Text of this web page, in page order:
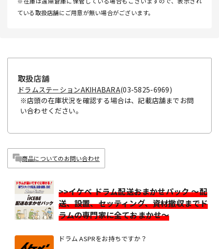
ている取扱店舗にご用意が無い場合がございます。
取扱店舗
ドラムステーションAKIHABARA(03-5825-6969)
※店頭の在庫状況を確認する場合は、記載店舗までお問
い合わせください。
商品についてのお問い合わせ
>>イケベ ドラム配送おまかせパック ～配
送、設置、セッティング、資材撤収までド
ラムの専門家に全ておまかせ～
ドラム ASPRをお持ちですか？